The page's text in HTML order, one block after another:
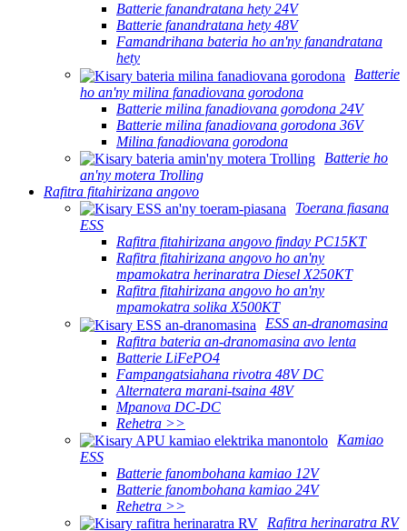
Batterie fanandratana hety 24V
Batterie fanandratana hety 48V
Famandrihana bateria ho an'ny fanandratana
hety
Batterie
ho an'ny milina fanadiovana gorodona
Batterie milina fanadiovana gorodona 24V
Batterie milina fanadiovana gorodona 36V
Milina fanadiovana gorodona
Batterie ho
an'ny motera Trolling
Rafitra fitahirizana angovo
Toerana fiasana
ESS
Rafitra fitahirizana angovo finday PC15KT
Rafitra fitahirizana angovo ho an'ny
mpamokatra herinaratra Diesel X250KT
Rafitra fitahirizana angovo ho an'ny
mpamokatra solika X500KT
ESS an-dranomasina
Rafitra bateria an-dranomasina avo lenta
Batterie LiFePO4
Fampangatsiahana rivotra 48V DC
Alternatera marani-tsaina 48V
Mpanova DC-DC
Rehetra >>
Kamiao
ESS
Batterie fanombohana kamiao 12V
Batterie fanombohana kamiao 24V
Rehetra >>
Rafitra herinaratra RV